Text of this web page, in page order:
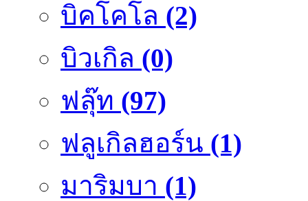
บิคโคโล (2)
บิวเกิล (0)
ฟลุ๊ท (97)
ฟลูเกิลฮอร์น (1)
มาริมบา (1)